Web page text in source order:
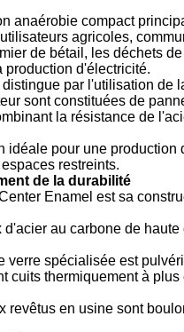
anaérobie compact
agricoles,
de bétail, les déchets
d'électricité.
par l'utilisation de
sont constituées de
la résistance de
pour une production
restreints.
de la durabilité
Enamel est sa
d'acier au carbone de
verre spécialisée est
cuits thermiquement à
revêtus en usine sont